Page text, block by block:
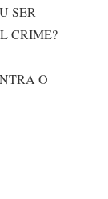
SER
CRIME?
O